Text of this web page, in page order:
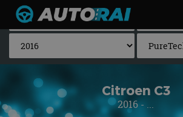
Autonieuws
Podcast
Autotests
Automerken
Citroen C3
2016 - ...